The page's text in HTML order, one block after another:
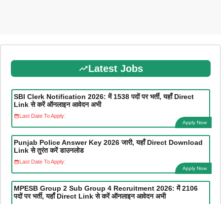
Latest Jobs
SBI Clerk Notification 2026: में 1538 पदों पर भर्ती, यहाँ Direct
Link से करें ऑनलाइन आवेदन अभी
Last Date To Apply:
Apply Now
Punjab Police Answer Key 2026 जारी, यहाँ Direct Download
Link से तुरंत करें डाउनलोड
Last Date To Apply:
Apply Now
MPESB Group 2 Sub Group 4 Recruitment 2026: में 2106
पदों पर भर्ती, यहाँ Direct Link से करें ऑनलाइन आवेदन अभी